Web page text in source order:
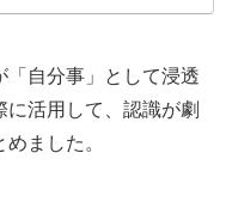
「自分事」として浸透
活用して、認識が劇
ました。